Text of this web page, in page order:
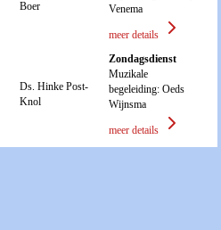
Boer
Venema
meer details
Ds. Hinke Post-
Knol
Zondagsdienst
Muzikale
begeleiding: Oeds
Wijnsma
meer details